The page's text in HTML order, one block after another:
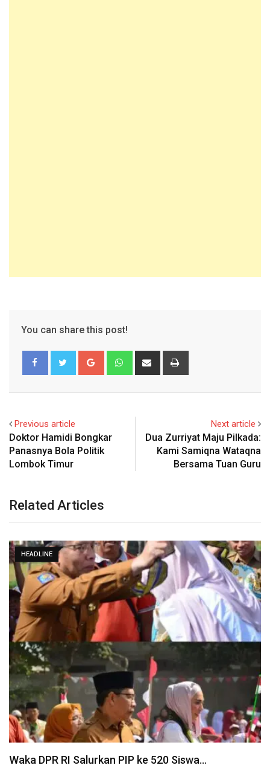
You can share this post!
Google+ WhatsappShare
Previous article
Doktor Hamidi Bongkar
Panasnya Bola Politik
Lombok Timur
Next article
Dua Zurriyat Maju Pilkada:
Kami Samiqna Wataqna
Bersama Tuan Guru
Related Articles
HEADLINE
Waka DPR RI Salurkan PIP ke 520 Siswa…